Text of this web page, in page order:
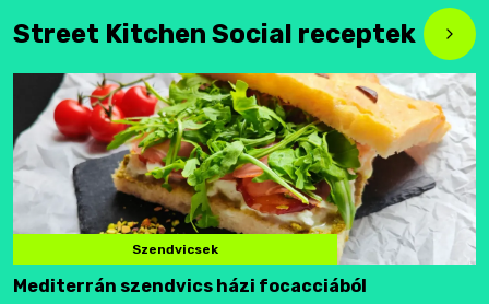
Street Kitchen Social receptek
Szendvicsek
Mediterrán szendvics házi focacciából